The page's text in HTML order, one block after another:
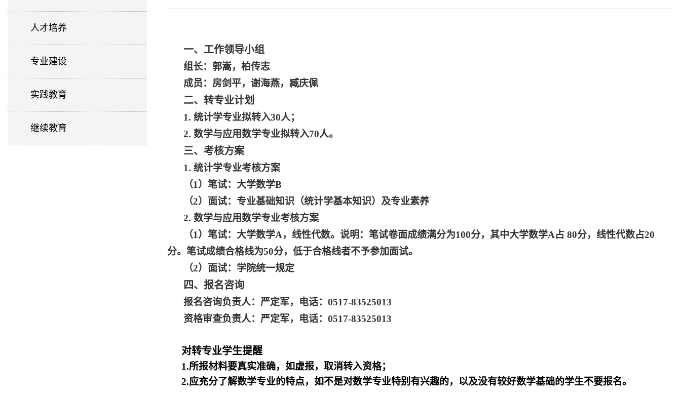
人才培养
专业建设
实践教育
继续教育
一、工作领导小组
组长：郭嵩，柏传志
成员：房剑平，谢海燕，臧庆佩
二、转专业计划
1. 统计学专业拟转入30人；
2. 数学与应用数学专业拟转入70人。
三、考核方案
1. 统计学专业考核方案
（1）笔试：大学数学B
（2）面试：专业基础知识（统计学基本知识）及专业素养
2. 数学与应用数学专业考核方案
（1）笔试：大学数学A，线性代数。说明：笔试卷面成绩满分为100分，其中大学数学A占 80分，线性代数占20
分。笔试成绩合格线为50分，低于合格线者不予参加面试。
（2）面试：学院统一规定
四、报名咨询
报名咨询负责人：严定军，电话：0517-83525013
资格审查负责人：严定军，电话：0517-83525013
对转专业学生提醒
1.所报材料要真实准确，如虚报，取消转入资格；
2.应充分了解数学专业的特点，如不是对数学专业特别有兴趣的，以及没有较好数学基础的学生不要报名。